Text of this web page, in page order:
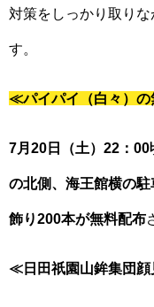
対策をしっかり取り
す。
≪パイパイ（白々）
7月20日（土）22：
の北側、海王館横の
飾り200本が無料配布
≪日田祇園山鉾集団